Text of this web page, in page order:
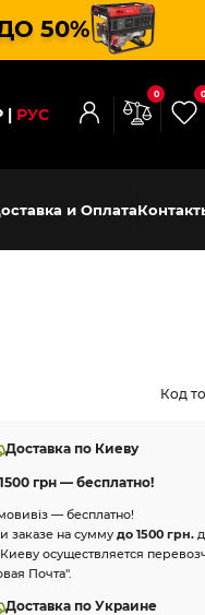
50%
РУС
0 0
и Оплата
Код
Доставка по Киеву
грн — бесплатно!
— бесплатно!
заказе на сумму до 1500 грн.
осуществляется
Почта".
Доставка по Украине